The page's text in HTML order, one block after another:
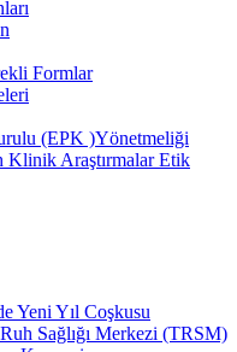
Formlar
(EPK )Yönetmeliği
Klinik Araştırmalar Etik
Yeni Yıl Coşkusu
Sağlığı Merkezi (TRSM)